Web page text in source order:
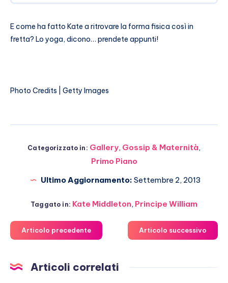
E come ha fatto Kate a ritrovare la forma fisica così in
fretta? Lo yoga, dicono… prendete appunti!
Photo Credits | Getty Images
Categorizzato in: Gallery, Gossip & Maternità,
Primo Piano
Ultimo Aggiornamento: Settembre 2, 2013
Taggato in: Kate Middleton, Principe William
Articolo precedente Articolo successivo
Articoli correlati